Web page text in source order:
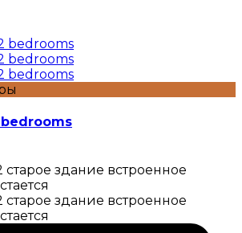
bedrooms
здание встроенное
здание встроенное